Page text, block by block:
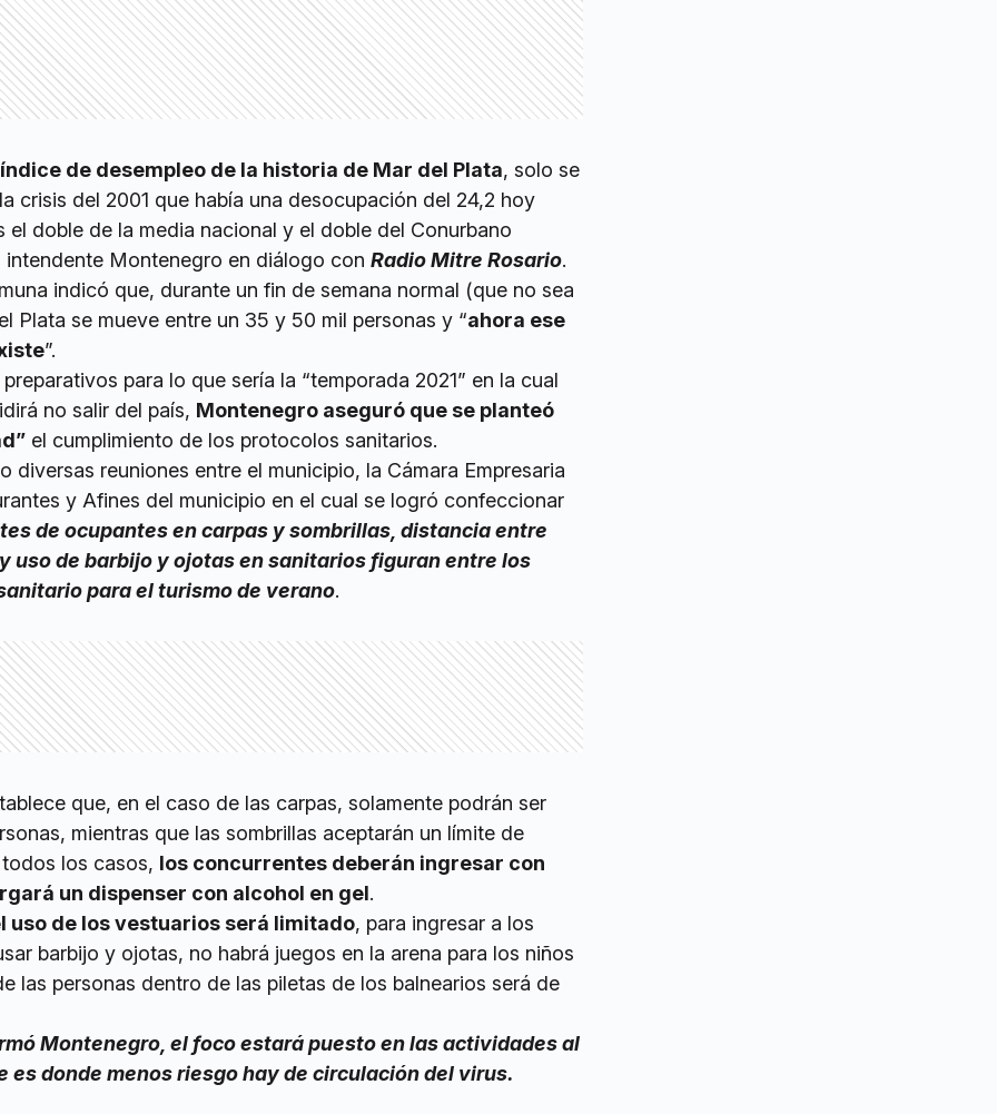
de desempleo de la historia de Mar del Plata, solo se
crisis del 2001 que había una desocupación del 24,2 hoy
el doble de la media nacional y el doble del Conurbano
intendente Montenegro en diálogo con Radio Mitre Rosario.
indicó que, durante un fin de semana normal (que no sea
Plata se mueve entre un 35 y 50 mil personas y “ahora ese
”.
para lo que sería la “temporada 2021” en la cual
no salir del país, Montenegro aseguró que se planteó
el cumplimiento de los protocolos sanitarios.
diversas reuniones entre el municipio, la Cámara Empresaria
y Afines del municipio en el cual se logró confeccionar
de ocupantes en carpas y sombrillas, distancia entre
uso de barbijo y ojotas en sanitarios figuran entre los
para el turismo de verano.
que, en el caso de las carpas, solamente podrán ser
mientras que las sombrillas aceptarán un límite de
los casos, los concurrentes deberán ingresar con
un dispenser con alcohol en gel.
uso de los vestuarios será limitado, para ingresar a los
barbijo y ojotas, no habrá juegos en la arena para los niños
las personas dentro de las piletas de los balnearios será de
Montenegro, el foco estará puesto en las actividades al
es donde menos riesgo hay de circulación del virus.